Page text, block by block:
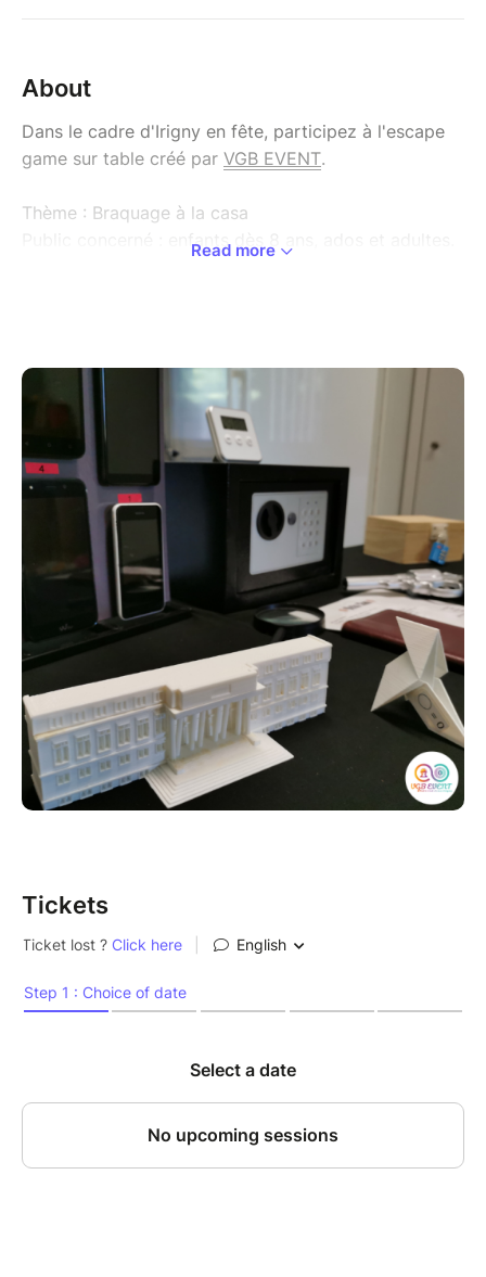
About
Dans le cadre d'Irigny en fête, participez à l'escape
game sur table créé par VGB EVENT.
Thème : Braquage à la casa
Public concerné : enfants dès 8 ans, ados et adultes.
adulte participant à l'activité.
Dans la mesure du possible, essayez d'inscrire des
enfants d'âge et de niveau similaire dans le même
créneau horaire. Nous compléterons ces informations
régulièrement.
Merci de vous présenter dans le gymnase 10 minutes
avant l’heure de rdv. Pour la cohésion du jeu, les
retardataires ne pourront pas être acceptés. Inutile
d'imprimer vos billets. Votre nom sera suffisant.
IMPORTANT :
- Si vous n'êtes finalement plus disponible, merci de
nous contactez au 06 17 80 30 48 afin de pouvoir en
faire profiter les personnes en liste d'attente.
- Un SMS vous sera envoyé quelques jours avant
(vérifiez bien votre numéro de téléphone)
Read more
Tickets